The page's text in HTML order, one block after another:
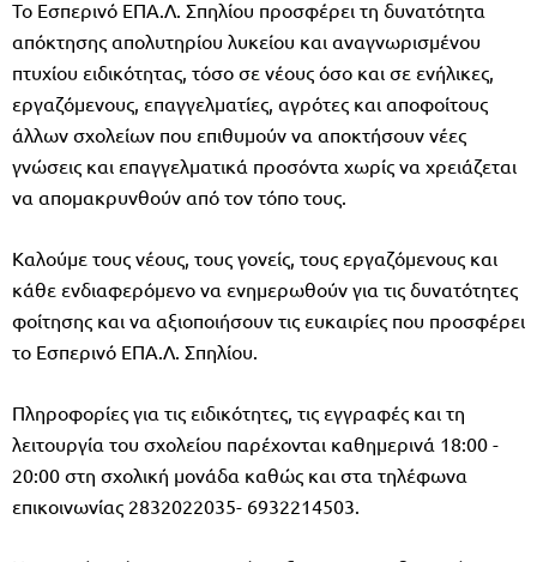
Το Εσπερινό ΕΠΑ.Λ. Σπηλίου προσφέρει τη δυνατότητα
απόκτησης απολυτηρίου λυκείου και αναγνωρισμένου
πτυχίου ειδικότητας, τόσο σε νέους όσο και σε ενήλικες,
εργαζόμενους, επαγγελματίες, αγρότες και αποφοίτους
άλλων σχολείων που επιθυμούν να αποκτήσουν νέες
γνώσεις και επαγγελματικά προσόντα χωρίς να χρειάζεται
να απομακρυνθούν από τον τόπο τους.
Καλούμε τους νέους, τους γονείς, τους εργαζόμενους και
κάθε ενδιαφερόμενο να ενημερωθούν για τις δυνατότητες
φοίτησης και να αξιοποιήσουν τις ευκαιρίες που προσφέρει
το Εσπερινό ΕΠΑ.Λ. Σπηλίου.
Πληροφορίες για τις ειδικότητες, τις εγγραφές και τη
λειτουργία του σχολείου παρέχονται καθημερινά 18:00 -
20:00 στη σχολική μονάδα καθώς και στα τηλέφωνα
επικοινωνίας 2832022035- 6932214503.